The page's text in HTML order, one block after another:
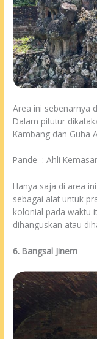
Area ini sebenarnya
Dalam pitutur
Kambang dan Guha
Pande : Ahli
Hanya saja di area
sebagai alat untuk
kolonial pada waktu
dihanguskan atau
6. Bangsal Jinem